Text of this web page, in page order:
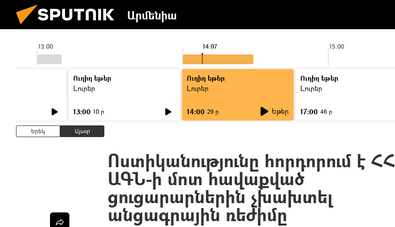
Արմենիա
13:00 15:00
14:07
Ուղիղ եթեր
Լուրեր
13:00 10 ր
Ուղիղ եթեր
Լուրեր
14:00 29 ր Եթեր
Ուղիղ եթեր
Լուրեր
17:00 46 ր
Երեկ Այսօր
Ոստիկանությունը հորդորում է ՀՀ
ԱԳՆ-ի մոտ հավաքված
ցուցարարներին չխախտել
անցագրային ռեժիմը